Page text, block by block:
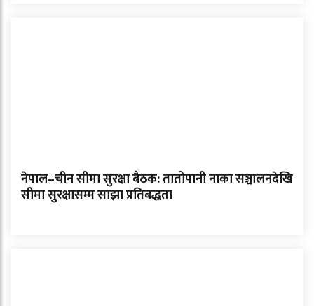
नेपाल–चीन सीमा सुरक्षा बैठक: तातोपानी नाका सञ्चालनदेखि
सीमा सुरक्षासम्म साझा प्रतिबद्धता